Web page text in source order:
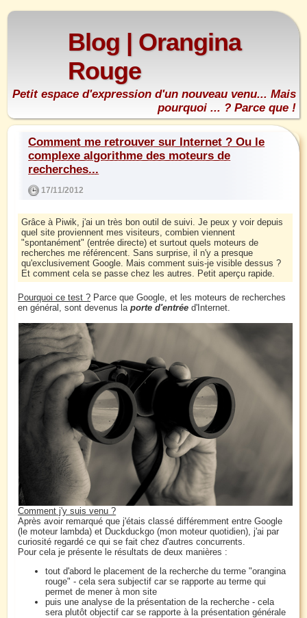
Blog | Orangina
Rouge
Petit espace d'expression d'un nouveau venu... Mais
pourquoi ... ? Parce que !
Comment me retrouver sur Internet ? Ou le
complexe algorithme des moteurs de
recherches...
17/11/2012
Grâce à Piwik, j'ai un très bon outil de suivi. Je peux y voir depuis
quel site proviennent mes visiteurs, combien viennent
"spontanément" (entrée directe) et surtout quels moteurs de
recherches me référencent. Sans surprise, il n'y a presque
qu'exclusivement Google. Mais comment suis-je visible dessus ?
Et comment cela se passe chez les autres. Petit aperçu rapide.
Pourquoi ce test ? Parce que Google, et les moteurs de recherches
en général, sont devenus laporte d'entrée d'Internet.
Comment j'y suis venu ?
Après avoir remarqué que j'étais classé différemment entre Google
(le moteur lambda) et Duckduckgo (mon moteur quotidien), j'ai par
curiosité regardé ce qui se fait chez d'autres concurrents.
Pour cela je présente le résultats de deux manières :
tout d'abord le placement de la recherche du terme "orangina
rouge" - cela sera subjectif car se rapporte au terme qui
permet de mener à mon site
puis une analyse de la présentation de la recherche - cela
sera plutôt objectif car se rapporte à la présentation générale